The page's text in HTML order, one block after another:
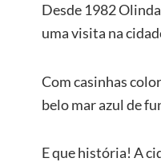
Desde 1982
uma visita na
Com casinhas
belo mar azul de
E que história! A